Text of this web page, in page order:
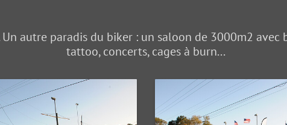
autre paradis du biker : un saloon de 3000m2
tattoo, concerts, cages à burn...